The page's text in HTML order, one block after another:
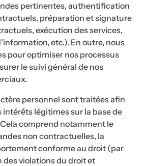
pertinentes, authentification
préparation et signature
exécution des services,
etc.). En outre, nous
pour optimiser nos processus
le suivi général de nos
personnel sont traitées afin
intérêts légitimes sur la base de
Cela comprend notamment le
non contractuelles, la
conforme au droit (par
des violations du droit et